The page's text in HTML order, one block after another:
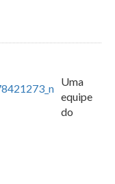
Uma
equipe
do